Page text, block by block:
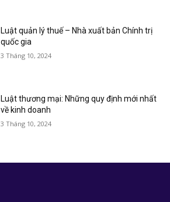
Luật quản lý thuế – Nhà xuất bản Chính trị
quốc gia
3 Tháng 10, 2024
Luật thương mại: Những quy định mới nhất
về kinh doanh
3 Tháng 10, 2024